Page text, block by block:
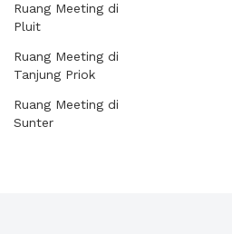
Ruang Meeting di
Pluit
Ruang Meeting di
Tanjung Priok
Ruang Meeting di
Sunter